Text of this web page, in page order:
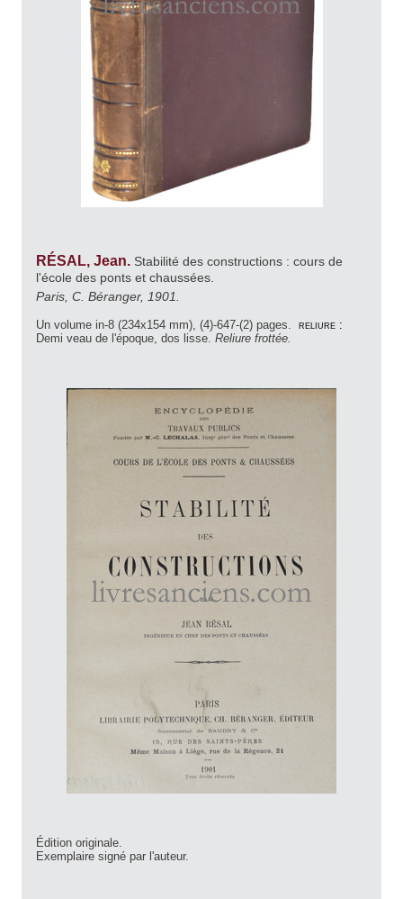
RÉSAL, Jean. Stabilité des constructions : cours de
l'école des ponts et chaussées.
Paris, C. Béranger, 1901.
Un volume in-8 (234x154 mm), (4)-647-(2) pages. reliure :
Demi veau de l'époque, dos lisse. Reliure frottée.
Édition originale.
Exemplaire signé par l'auteur.